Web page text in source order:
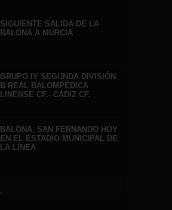
SIGUIENTE SALIDA DE LA
BALONA A MURCIA
GRUPO IV SEGUNDA DIVISIÓN
B REAL BALOMPÉDICA
LINENSE CF.- CÁDIZ CF.
BALONA, SAN FERNANDO HOY
EN EL ESTADIO MUNICIPAL DE
LA LÍNEA